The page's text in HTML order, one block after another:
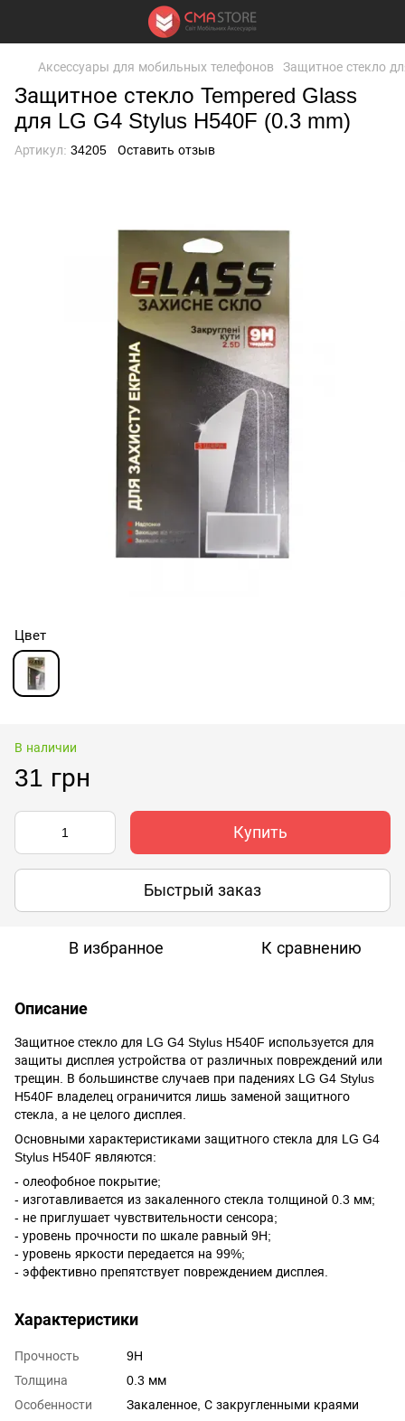
Аксессуары для мобильных телефонов Защитное стекло
Защитное стекло Tempered Glass
для LG G4 Stylus H540F (0.3 mm)
Артикул: 34205 Оставить отзыв
Цвет
В наличии
31 грн
Купить
Быстрый заказ
В избранное К сравнению
Описание
Защитное стекло для LG G4 Stylus H540F используется для
защиты дисплея устройства от различных повреждений или
трещин. В большинстве случаев при падениях LG G4 Stylus
H540F владелец ограничится лишь заменой защитного
стекла, а не целого дисплея.
Основными характеристиками защитного стекла для LG G4
Stylus H540F являются:
- олеофобное покрытие;
- изготавливается из закаленного стекла толщиной 0.3 мм;
- не приглушает чувствительности сенсора;
- уровень прочности по шкале равный 9H;
- уровень яркости передается на 99%;
- эффективно препятствует повреждением дисплея.
Характеристики
Прочность
9H
Толщина
0.3 мм
Особенности
Закаленное С закругленными краями